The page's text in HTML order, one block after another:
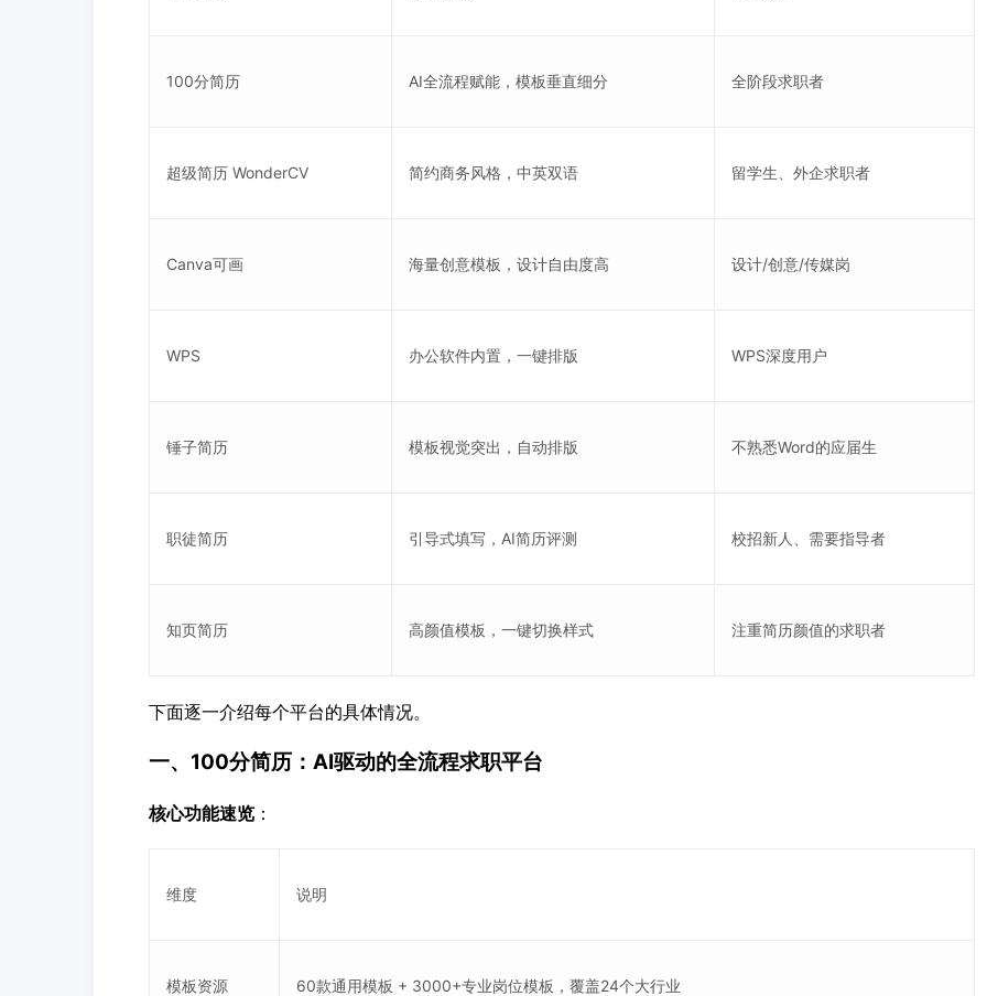
100分简历 AI全流程赋能，模板垂直细分 全阶段求职者
超级简历 WonderCV 简约商务风格，中英双语 留学生、外企求职者
Canva可画 海量创意模板，设计自由度高 设计/创意/传媒岗
WPS 办公软件内置，一键排版 WPS深度用户
锤子简历 模板视觉突出，自动排版 不熟悉Word的应届生
职徒简历 引导式填写，AI简历评测 校招新人、需要指导者
知页简历 高颜值模板，一键切换样式 注重简历颜值的求职者
下面逐一介绍每个平台的具体情况。
一、100分简历：AI驱动的全流程求职平台
核心功能速览：
维度 说明
模板资源 60款通用模板 + 3000+专业岗位模板，覆盖24个大行业